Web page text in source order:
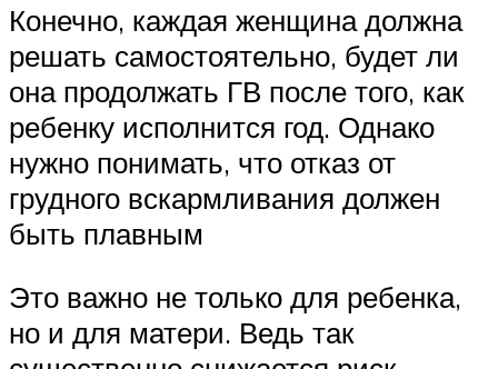
Конечно, каждая женщина должна
решать самостоятельно, будет ли
она продолжать ГВ после того, как
ребенку исполнится год. Однако
нужно понимать, что отказ от
грудного вскармливания должен
быть плавным
Это важно не только для ребенка,
но и для матери. Ведь так